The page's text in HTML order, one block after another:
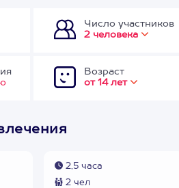
Число участников
2 человека
Возраст
от 14 лет
2,5 часа
2 чел